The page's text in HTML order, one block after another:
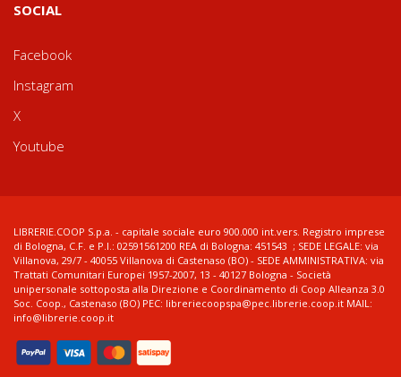
SOCIAL
Facebook
Instagram
X
Youtube
LIBRERIE.COOP S.p.a. - capitale sociale euro 900.000 int.vers. Registro imprese
di Bologna, C.F. e P.I.: 02591561200 REA di Bologna: 451543 ; SEDE LEGALE: via
Villanova, 29/7 - 40055 Villanova di Castenaso (BO) - SEDE AMMINISTRATIVA: via
Trattati Comunitari Europei 1957-2007, 13 - 40127 Bologna - Società
unipersonale sottoposta alla Direzione e Coordinamento di Coop Alleanza 3.0
Soc. Coop., Castenaso (BO) PEC: libreriecoopspa@pec.librerie.coop.it MAIL:
info@librerie.coop.it